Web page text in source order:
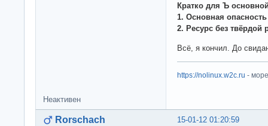
Кратко для Ъ
1. Основная
2. Ресурс без твёрдой
Всё, я кончил. До
https://nolinux.w2c.ru -
Неактивен
15-01-12 01:20:59
Rorschach